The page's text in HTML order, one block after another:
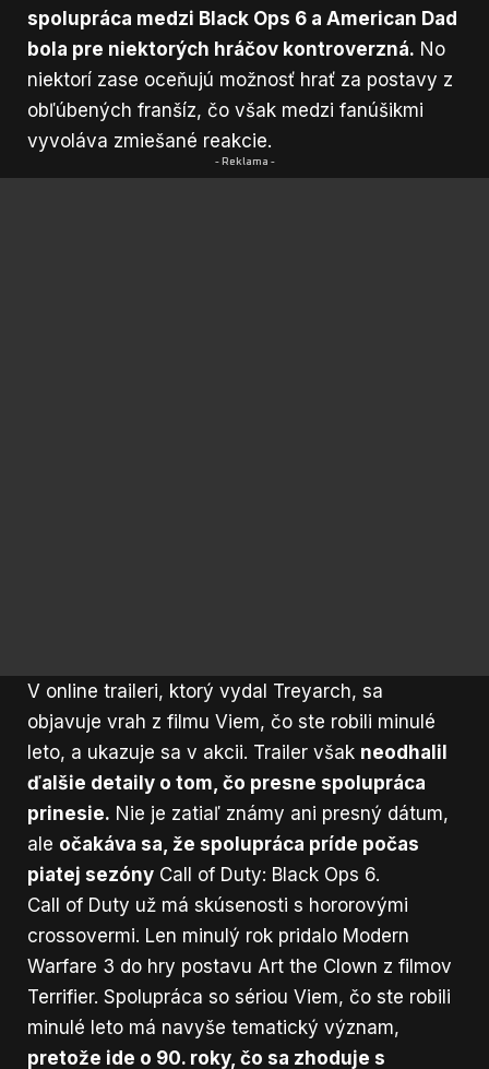
spolupráca medzi Black Ops 6 a American Dad
bola pre niektorých hráčov kontroverzná. No
niektorí zase oceňujú možnosť hrať za postavy z
obľúbených franšíz, čo však medzi fanúšikmi
vyvoláva zmiešané reakcie.
- Reklama -
V online traileri, ktorý vydal Treyarch, sa
objavuje vrah z filmu Viem, čo ste robili minulé
leto, a ukazuje sa v akcii. Trailer však neodhalil
ďalšie detaily o tom, čo presne spolupráca
prinesie. Nie je zatiaľ známy ani presný dátum,
ale očakáva sa, že spolupráca príde počas
piatej sezóny Call of Duty: Black Ops 6.
Call of Duty už má skúsenosti s hororovými
crossovermi. Len minulý rok pridalo Modern
Warfare 3 do hry postavu Art the Clown z filmov
Terrifier. Spolupráca so sériou Viem, čo ste robili
minulé leto má navyše tematický význam,
pretože ide o 90. roky, čo sa zhoduje s